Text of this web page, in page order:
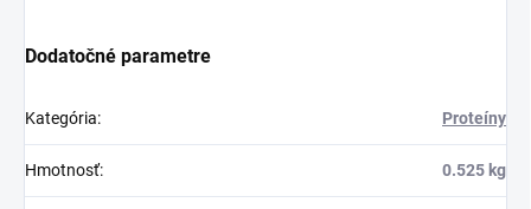
Dodatočné parametre
Kategória: Proteíny
Hmotnosť: 0.525 kg